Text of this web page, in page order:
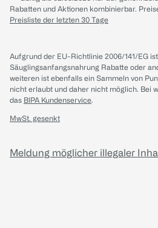
Rabatten und Aktionen kombinierbar.
Preisliste der letzten 30 Tage
Aufgrund der EU-Richtlinie 2006/141/EG
Säuglingsanfangsnahrung Rabatte oder
weiteren ist ebenfalls ein Sammeln von
nicht erlaubt und daher nicht möglich. Bei
das BIPA Kundenservice.
MwSt. gesenkt
Meldung möglicher illegaler